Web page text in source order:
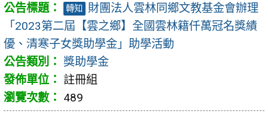
轉知
財團法人雲林同鄉文教基金會辦理
「2023第二屆【雲之鄉】全國雲林籍仟萬冠名獎績
優、清寒子女獎助學金」助學活動
獎助學金
註冊組
489